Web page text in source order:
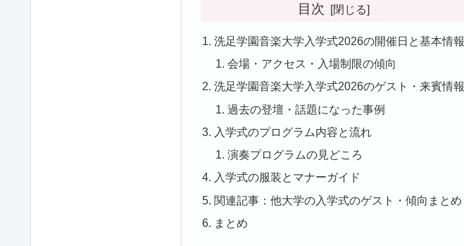
目次
洗足学園音楽大学入学式2026の開催日と基本情報
会場・アクセス・入場制限の傾向
洗足学園音楽大学入学式2026のゲスト・来賓情報
過去の登壇・話題になった事例
入学式のプログラム内容と流れ
演奏プログラムの見どころ
入学式の服装とマナーガイド
関連記事：他大学の入学式のゲスト・傾向まとめ
まとめ